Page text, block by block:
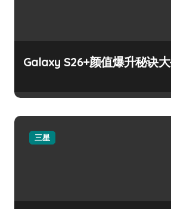
Galaxy S26+颜值爆升秘诀
三星